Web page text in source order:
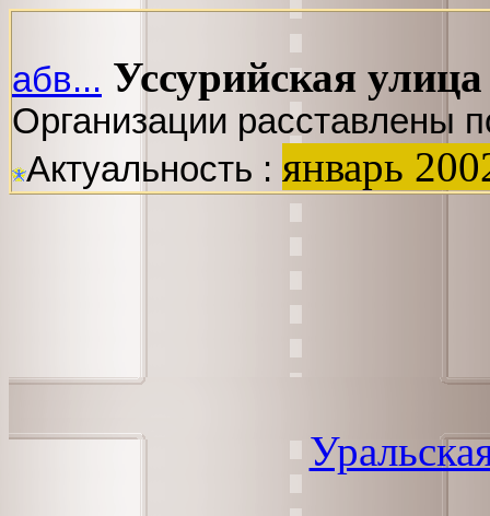
абв... Уссурийская улица
Организации расставлены
Актуальность : январь